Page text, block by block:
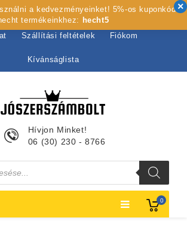
Rólunk Webshop Szolgáltatások
Szállítási feltételek Fiókom
Kívánságlista
0
Hívjon Minket!
06 (30) 230 - 8766
a kedvezményeinket! 5%-os kuponkód
termékeinkhez:
hecht5